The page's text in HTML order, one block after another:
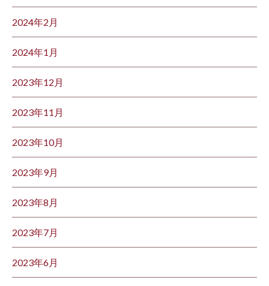
2024年2月
2024年1月
2023年12月
2023年11月
2023年10月
2023年9月
2023年8月
2023年7月
2023年6月